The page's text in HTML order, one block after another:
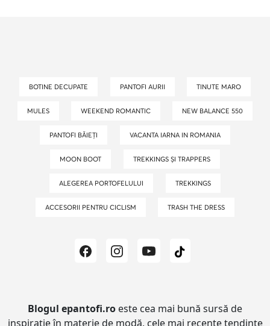
BOTINE DECUPATE PANTOFI AURII TINUTE MARO
MULES WEEKEND ROMANTIC NEW BALANCE 550
PANTOFI BĂIEȚI VACANTA IARNA IN ROMANIA
MOON BOOT TREKKINGS ȘI TRAPPERS
ALEGEREA PORTOFELULUI TREKKINGS
ACCESORII PENTRU CICLISM TRASH THE DRESS
Blogul epantofi.ro este cea mai bună sursă de
inspirație în materie de modă, cele mai recente tendințe